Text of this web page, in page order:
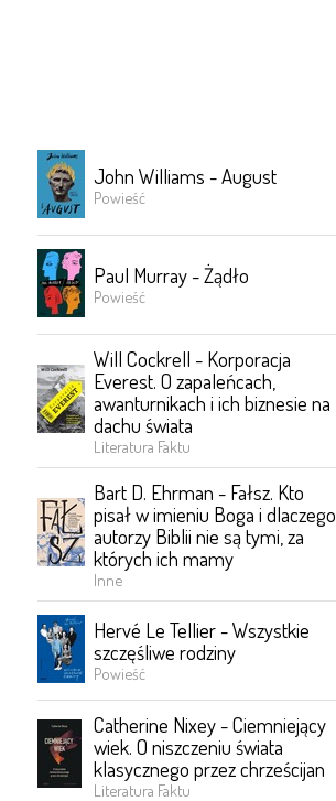
John Williams - August
Powieść
Paul Murray - Żądło
Powieść
Will Cockrell - Korporacja
Everest. O zapaleńcach,
awanturnikach i ich biznesie na
dachu świata
Literatura Faktu
Bart D. Ehrman - Fałsz. Kto
pisał w imieniu Boga i dlaczego
autorzy Biblii nie są tymi, za
których ich mamy
Inne
Hervé Le Tellier - Wszystkie
szczęśliwe rodziny
Powieść
Catherine Nixey - Ciemniejący
wiek. O niszczeniu świata
klasycznego przez chrześcijan
Literatura Faktu